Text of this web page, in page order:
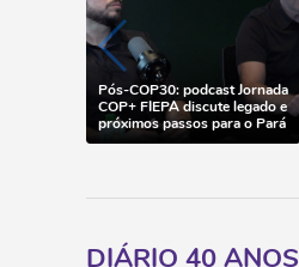
Pós-COP30: podcast Jornada
COP+ FIEPA discute legado e
próximos passos para o Pará
DIÁRIO 40 ANOS